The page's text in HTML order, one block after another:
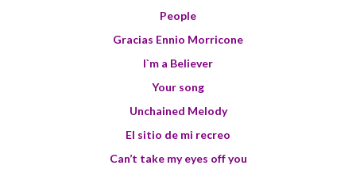
People
Gracias Ennio Morricone
I`m a Believer
Your song
Unchained Melody
El sitio de mi recreo
Can’t take my eyes off you